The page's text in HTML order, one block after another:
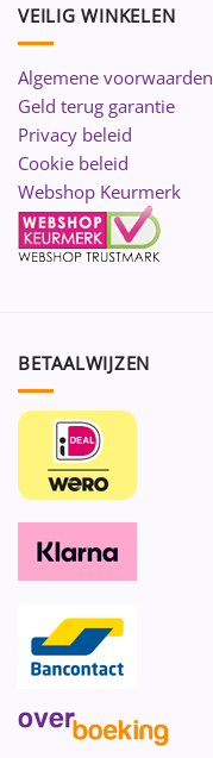
VEILIG WINKELEN
Algemene voorwaarden
Geld terug garantie
Privacy beleid
Cookie beleid
Webshop Keurmerk
BETAALWIJZEN